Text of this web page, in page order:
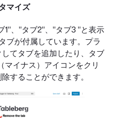
マイズ
1"、"タブ2"、"タブ3 "と表示
ブが付属しています。プラ
てタブを追加したり、タブ
マイナス）アイコンをクリ
することができます。